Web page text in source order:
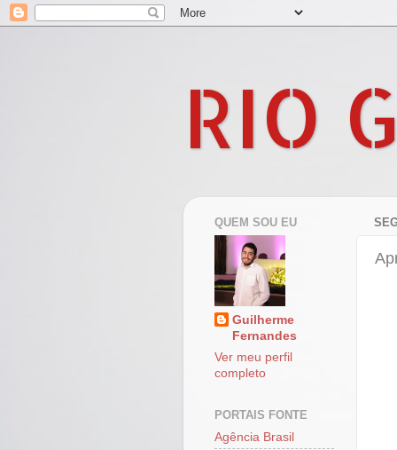
RIO
QUEM SOU EU
Guilherme
Fernandes
Ver meu perfil
completo
PORTAIS FONTE
Agência Brasil